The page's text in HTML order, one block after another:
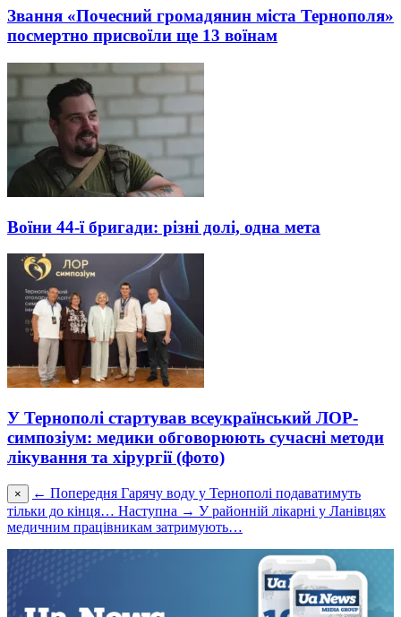
Звання «Почесний громадянин міста Тернополя»
посмертно присвоїли ще 13 воїнам
Воїни 44-ї бригади: різні долі, одна мета
У Тернополі стартував всеукраїнський ЛОР-
симпозіум: медики обговорюють сучасні методи
лікування та хірургії (фото)
× ← Попередня Гарячу воду у Тернополі подаватимуть
тільки до кінця… Наступна → У районній лікарні у Ланівцях
медичним працівникам затримують…